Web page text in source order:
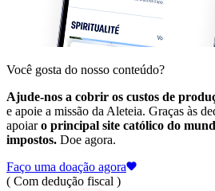
Você gosta do nosso conteúdo?
Ajude-nos a cobrir os custos de
e apoie a missão da Aleteia. Graças às
apoiaro principal site católico do
impostos. Doe agora.
Faço uma doação agora
( Com dedução fiscal )